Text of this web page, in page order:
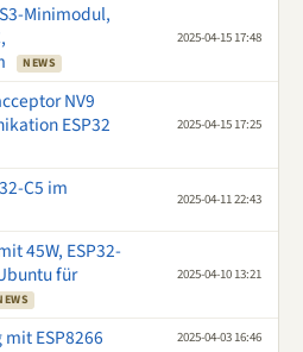
Minimodul,
NEWS
2025-04-15 17:48
NV9
ESP32
2025-04-15 17:25
C5 im
2025-04-11 22:43
45W, ESP32-
für
2025-04-10 13:21
ESP8266 2025-04-03 16:46